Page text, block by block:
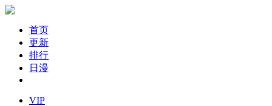
首页
更新
排行
日漫
VIP